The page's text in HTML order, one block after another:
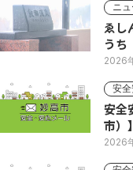
ニ
ゑし
うち
め
2026
安
安全
市）】
2026